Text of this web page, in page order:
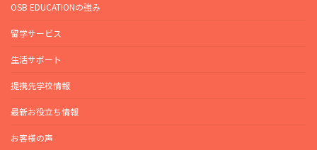
OSB EDUCATIONの強み
留学サービス
生活サポート
提携先学校情報
最新お役立ち情報
お客様の声